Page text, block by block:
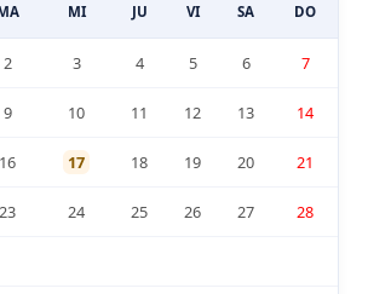
MI JU VI SA DO
2 3 4 5 6 7
9 10 11 12 13 14
16 17 18 19 20 21
23 24 25 26 27 28